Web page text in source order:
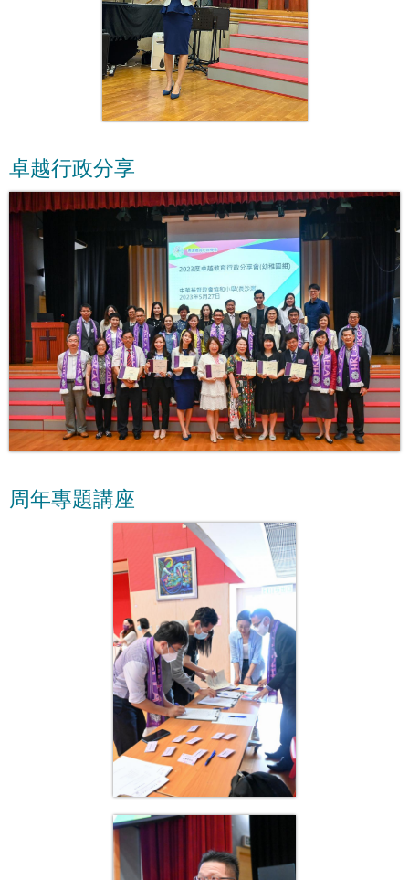
卓越行政分享
周年專題講座